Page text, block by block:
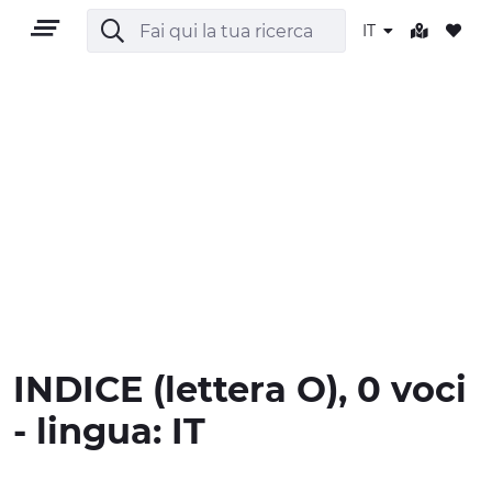
IT
CULTURA
INDICE (lettera O), 0 voci
- lingua: IT